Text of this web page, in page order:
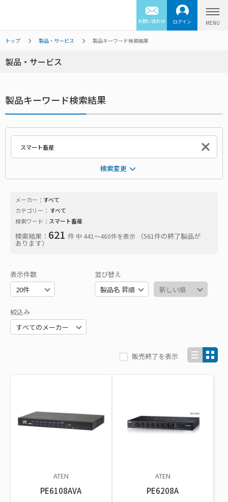
お問い合わせ ログイン
トップ 製品・サービス 製品キーワード検索結果
製品・サービス
製品キーワード検索結果
検索変更
メーカー： すべて
カテゴリー： すべて
検索ワード： スマート畜産
検索結果： 621 件 中 441〜460件を表示 （561件の終了製品が
あります）
表示件数 並び替え
絞込み
販売終了を表示
ATEN
PE6108AVA
ATEN
PE6208A